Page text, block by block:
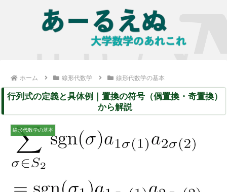
ホーム 線形代数学 線形代数学の基本
行列式の定義と具体例｜置換の符号（偶置換・奇置換）
から解説
線形代数学の基本